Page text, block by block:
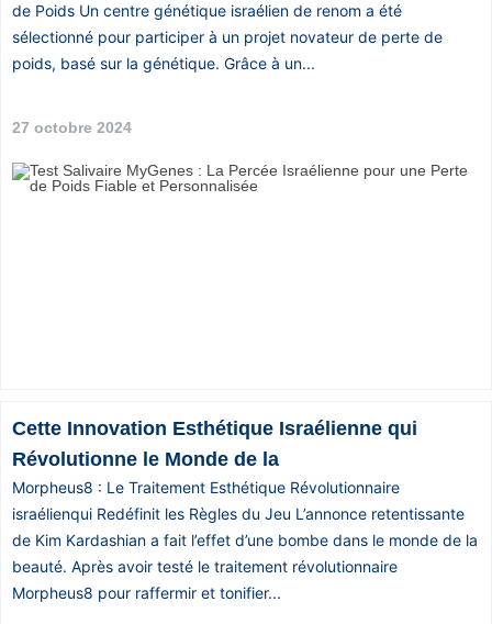
de Poids Un centre génétique israélien de renom a été
sélectionné pour participer à un projet novateur de perte de
poids, basé sur la génétique. Grâce à un...
27 octobre 2024
Cette Innovation Esthétique Israélienne qui
Révolutionne le Monde de la
Morpheus8 : Le Traitement Esthétique Révolutionnaire
israélienqui Redéfinit les Règles du Jeu L’annonce retentissante
de Kim Kardashian a fait l’effet d’une bombe dans le monde de la
beauté. Après avoir testé le traitement révolutionnaire
Morpheus8 pour raffermir et tonifier...